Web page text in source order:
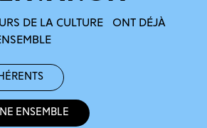
DE LA CULTURE ONT DÉJÀ
Ensemble